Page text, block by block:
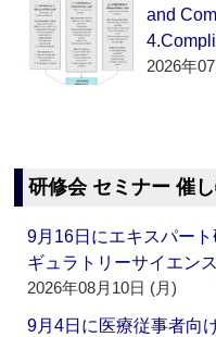
and
2026年
研修会 セミナー 催
9月16日にエキスパー
ギュラトリーサイエン
2026年08月10日 (月)
9月4日に医療従事者向